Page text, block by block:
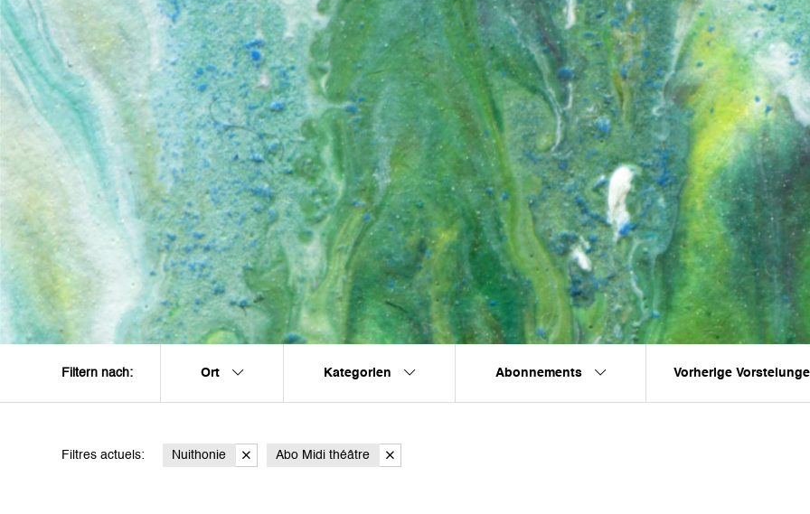
Filtern nach: Ort Kategorien Abonnements Vorherige
Filtres actuels: Nuithonie Abo Midi théâtre